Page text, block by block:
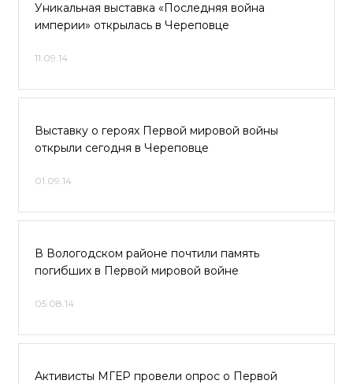
Уникальная выставка «Последняя война
империи» открылась в Череповце
11.09.14
Выставку о героях Первой мировой войны
открыли сегодня в Череповце
01.09.14
В Вологодском районе почтили память
погибших в Первой мировой войне
05.08.14
Активисты МГЕР провели опрос о Первой